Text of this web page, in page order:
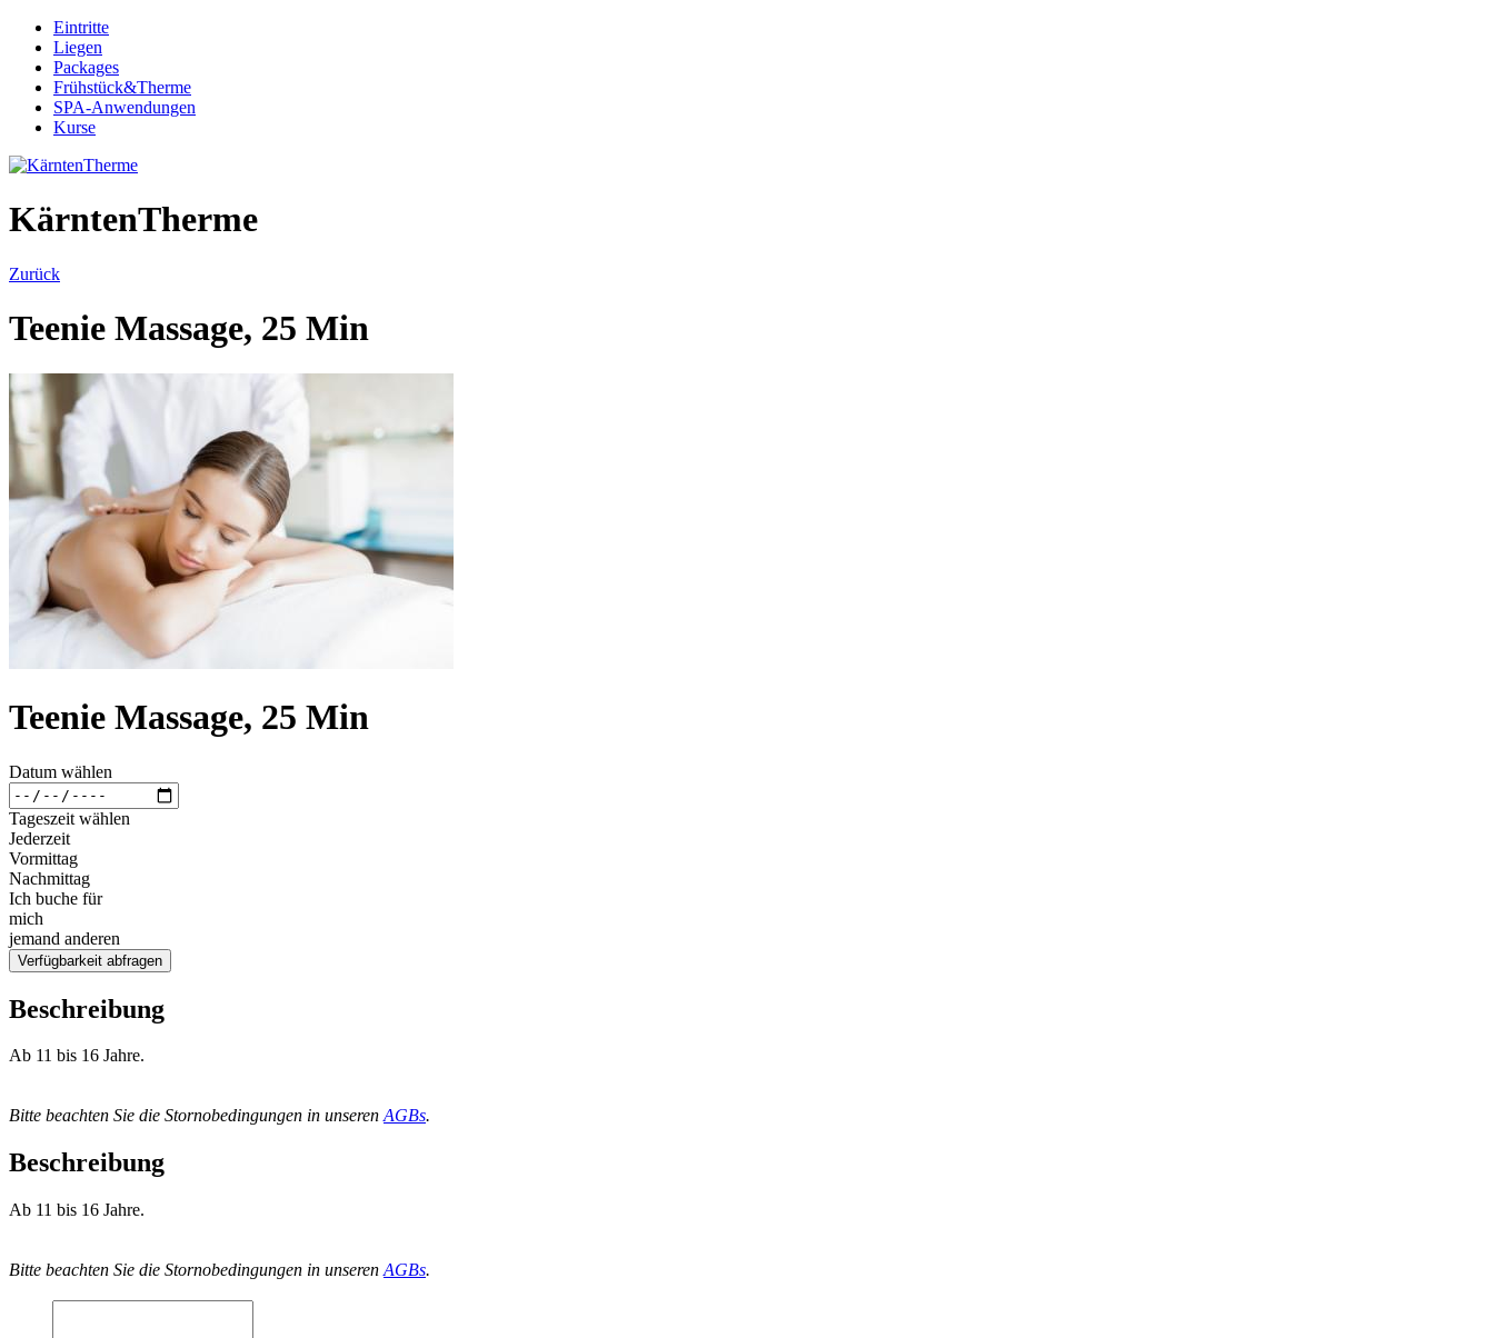
Eintritte
Liegen
Packages
Frühstück&Therme
SPA-Anwendungen
Kurse
KärntenTherme
Zurück
Teenie Massage, 25 Min
Teenie Massage, 25 Min
Datum wählen
Tageszeit wählen
Jederzeit
Vormittag
Nachmittag
Ich buche für
mich
jemand anderen
Verfügbarkeit abfragen
Beschreibung
Ab 11 bis 16 Jahre.
Bitte beachten Sie die Stornobedingungen in unserenAGBs.
Beschreibung
Ab 11 bis 16 Jahre.
Bitte beachten Sie die Stornobedingungen in unseren AGBs.